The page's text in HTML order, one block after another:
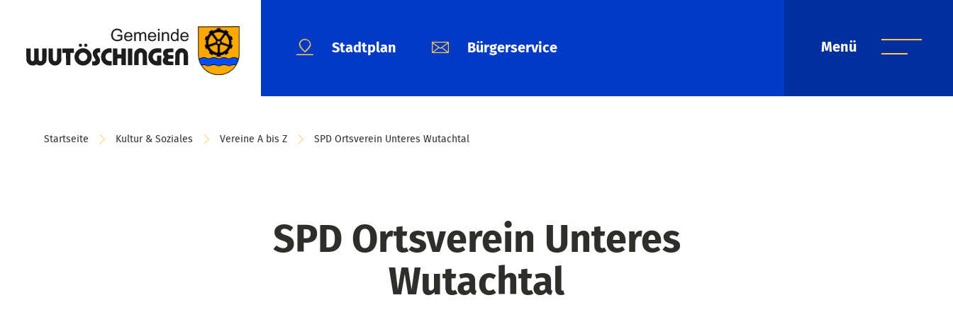
Stadtplan Bürgerservice Menü
Startseite Kultur & Soziales Vereine A bis Z SPD Ortsverein Unteres Wutachtal
SPD Ortsverein Unteres
Wutachtal